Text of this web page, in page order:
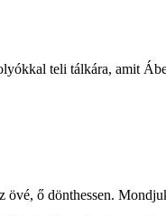
teli tálkára, amit
ő dönthessen.